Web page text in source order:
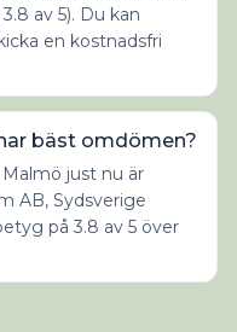
av 5). Du kan
en kostnadsfri
bäst omdömen?
just nu är
AB, Sydsverige
på 3.8 av 5 över